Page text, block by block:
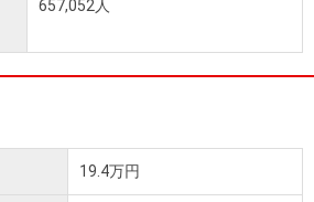
657,052人
19.4万円